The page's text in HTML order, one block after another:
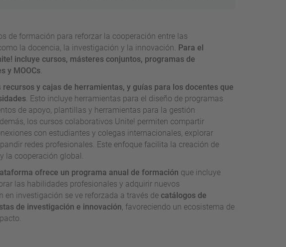
de formación para reforzar la cooperación entre las
la docencia, la investigación y la innovación. Para el
incluye cursos, másteres conjuntos, programas de
y MOOCs.
recursos y cajas de herramientas, y guías para los docentes que
. Esto incluye herramientas para el diseño de programas
de apoyo, plantillas y herramientas para la gestión
los cursos colaborativos Unite! permiten compartir
con estudiantes y colegas internacionales, explorar
redes profesionales. Este enfoque facilita la creación de
la cooperación global.
ofrece un programa anual de formación que incluye
las habilidades profesionales y adquirir nuevos
investigación se ve reforzada a través de catálogos de
de investigación e innovación, favoreciendo un ecosistema de